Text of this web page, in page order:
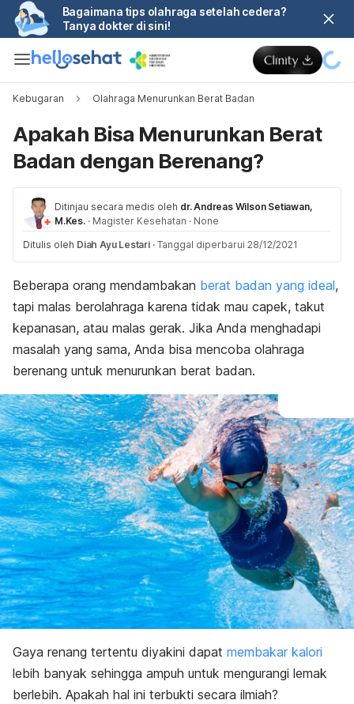
Bagaimana tips olahraga setelah cedera?
Tanya dokter di sini!
Kebugaran Olahraga Menurunkan Berat Badan
Apakah Bisa Menurunkan Berat
Badan dengan Berenang?
Ditinjau secara medis oleh dr. Andreas Wilson Setiawan,
M.Kes. · Magister Kesehatan · None
Ditulis oleh Diah Ayu Lestari · Tanggal diperbarui 28/12/2021
Beberapa orang mendambakan berat badan yang ideal,
tapi malas berolahraga karena tidak mau capek, takut
kepanasan, atau malas gerak. Jika Anda menghadapi
masalah yang sama, Anda bisa mencoba olahraga
berenang untuk menurunkan berat badan.
Gaya renang tertentu diyakini dapat membakar kalori
lebih banyak sehingga ampuh untuk mengurangi lemak
berlebih. Apakah hal ini terbukti secara ilmiah?